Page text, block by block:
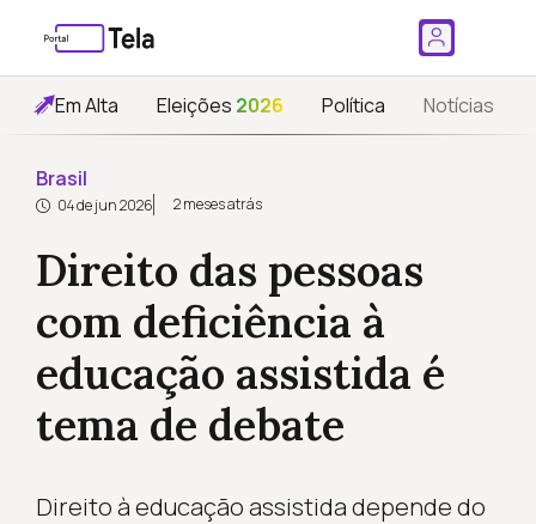
Em Alta Eleições 2026 Política Notícias
Brasil
04 de jun 2026 2 meses atrás
Direito das pessoas
com deficiência à
educação assistida é
tema de debate
Direito à educação assistida depende do